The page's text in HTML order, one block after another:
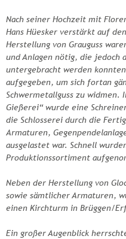
Nach seiner Hochzeit mit
Hans Hüesker verstärkt auf
Herstellung von Grauguss
und Anlagen nötig, die jedoch
untergebracht werden
aufgegeben, um sich fortan
Schwermetallguss zu widmen.
Gießerei“ wurde eine
die Schlosserei durch die
Armaturen,
ausgelastet war. Schnell
Produktionssortiment
Neben der Herstellung von
sowie sämtlicher Armaturen,
einen Kirchturm in Brüggen/
Ein großer Augenblick